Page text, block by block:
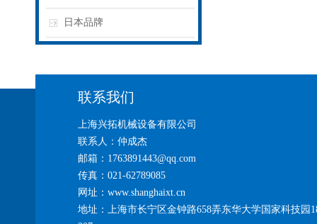
日本品牌
联系我们
上海兴拓机械设备有限公司
联系人：仲成杰
邮箱：1763891443@qq.com
传真：021-62789085
网址：www.shanghaixt.cn
地址：上海市长宁区金钟路658弄东华大学国家科技园